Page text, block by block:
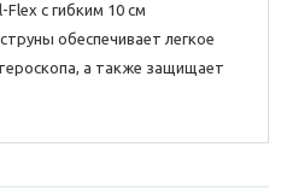
Flex с гибким 10 см
обеспечивает легкое
а также защищает